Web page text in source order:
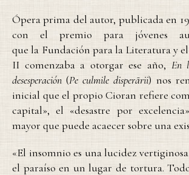
Ópera prima del autor, publicada en
con el premio para jóvenes
que la Fundación para la Literatura y
II comenzaba a otorgar ese año, En
desesperación (Pe culmile disperãrii) nos
inicial que el propio Cioran refiere
capital», el «desastre por
mayor que puede acaecer sobre una
«El insomnio es una lucidez
el paraíso en un lugar de tortura.